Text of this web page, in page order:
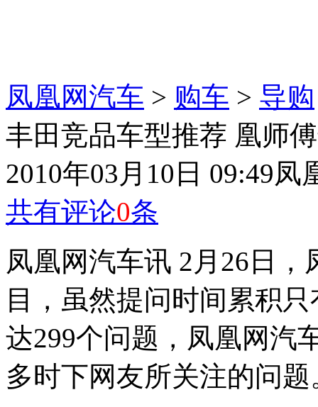
凤凰网汽车 > 购车 > 导购
丰田竞品车型推荐 凰师
2010年03月10日 09:49凤
共有评论0条
凤凰网汽车讯 2月26日
目，虽然提问时间累积
达299个问题，凤凰网汽
多时下网友所关注的问题